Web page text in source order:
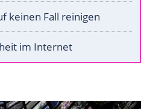
keinen Fall reinigen
im Internet